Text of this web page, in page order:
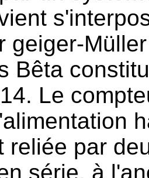
geiger-
Bêta
Le
reliée par
série, à